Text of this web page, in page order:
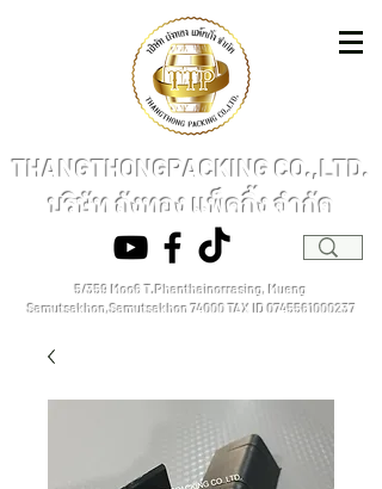
THANGTHONGPACKING CO.,LTD.
บริษัท ถังทอง แพ็คกิ้ง จำกัด
5/359 Moo6 T.Phanthainorrasing, Mueng
Samutsakhon,Samutsakhon 74000TAX ID0745561000237